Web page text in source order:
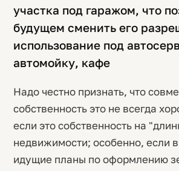
участка под гаражом, что
будущем сменить его
использование под
автомойку, кафе
Надо честно признать, что
собственность это не всегда
если это собственность на
недвижимости; особенно, если
идущие планы по оформлению